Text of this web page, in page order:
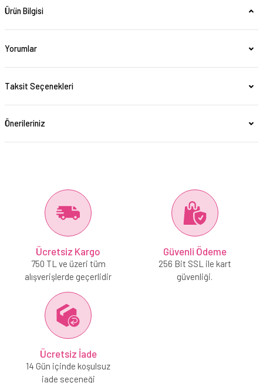
Ürün Bilgisi
Yorumlar
Taksit Seçenekleri
Önerileriniz
Ücretsiz Kargo
750 TL ve üzeri tüm
alışverişlerde geçerlidir
Güvenli Ödeme
256 Bit SSL ile kart
güvenliği.
Ücretsiz İade
14 Gün içinde koşulsuz
iade seçeneği